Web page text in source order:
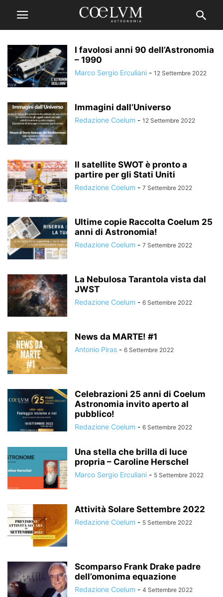
I favolosi anni 90 dell’Astronomia
– 1990
Marco Sergio Erculiani - 12 Settembre 2022
Immagini dall’Universo
Redazione Coelum - 12 Settembre 2022
Il satellite SWOT è pronto a
partire per gli Stati Uniti
Redazione Coelum - 7 Settembre 2022
Ultime copie Raccolta Coelum 25
anni di Astronomia!
Redazione Coelum - 7 Settembre 2022
La Nebulosa Tarantola vista dal
JWST
Redazione Coelum - 6 Settembre 2022
News da MARTE! #1
Antonio Piras - 6 Settembre 2022
Celebrazioni 25 anni di Coelum
Astronomia invito aperto al
pubblico!
Redazione Coelum - 6 Settembre 2022
Una stella che brilla di luce
propria – Caroline Herschel
Marco Sergio Erculiani - 5 Settembre 2022
Attività Solare Settembre 2022
Redazione Coelum - 5 Settembre 2022
Scomparso Frank Drake padre
dell’omonima equazione
Redazione Coelum - 4 Settembre 2022